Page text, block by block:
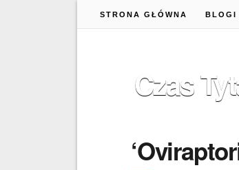
STRONA GŁÓWNA BLOGI
Czas